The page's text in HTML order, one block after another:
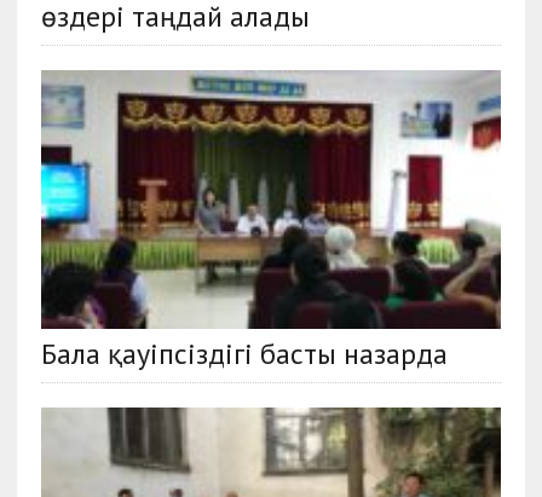
өздері таңдай алады
Бала қауіпсіздігі басты назарда